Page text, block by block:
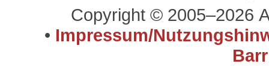
Copyright © 2005–2026
• Impressum/